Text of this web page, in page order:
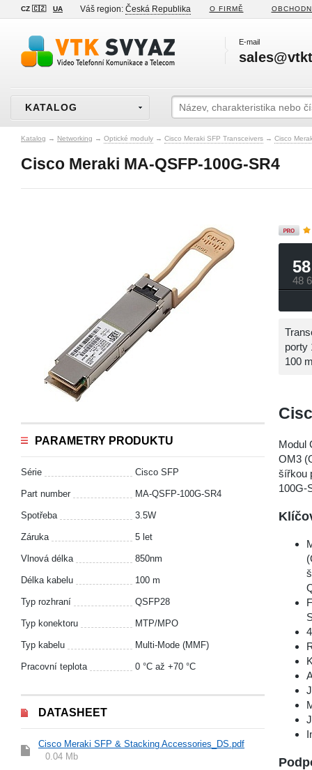
CZ 🇨🇿 UA Váš region: Česká Republika O FIRMĚ
E-mail
KATALOG
Katalog → Networking → Optické moduly → Cisco Meraki SFP Transceivers → Cisco
Cisco Meraki MA-QSFP-100G-SR4
PARAMETRY PRODUKTU
Série Cisco SFP
Part number MA-QSFP-100G-SR4
Spotřeba 3.5W
Záruka 5 let
Vlnová délka 850nm
Délka kabelu 100 m
Typ rozhraní QSFP28
Typ konektoru MTP/MPO
Typ kabelu Multi-Mode (MMF)
Pracovní teplota 0 °С až +70 °C
DATASHEET
Cisco Meraki SFP & Stacking Accessories_DS.pdf
0.04 Mb
48
porty
100
Modul
OM3
šířkou
100G-